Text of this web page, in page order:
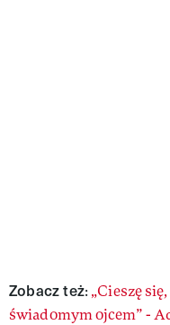
Zobacz też: „Cieszę
świadomym ojcem” -